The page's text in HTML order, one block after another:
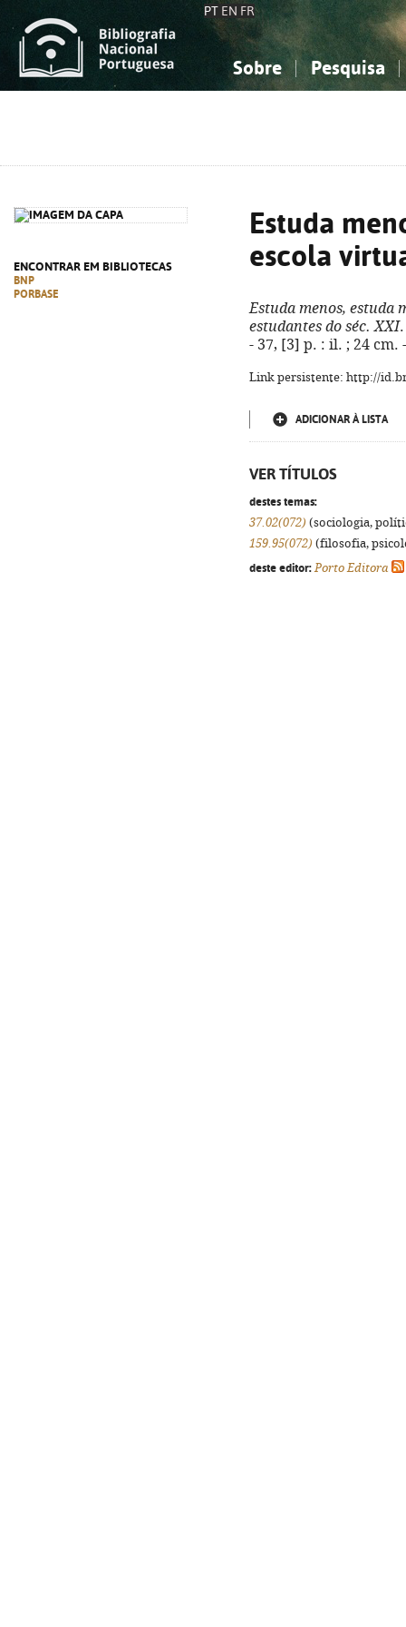
PT EN FR
Sobre Pesquisa
ENCONTRAR EM BIBLIOTECAS
BNP
PORBASE
Estuda
escola
Estuda menos, estuda
estudantes do séc. XXI
- 37, [3] p. : il. ; 24 cm.
Link persistente: http://
ADICIONAR À LISTA
VER TÍTULOS
destes temas:
37.02(072) (sociologia,
159.95(072) (filosofia,
deste editor: Porto Editora